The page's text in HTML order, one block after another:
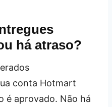
há atraso?
conta Hotmart
é aprovado. Não há